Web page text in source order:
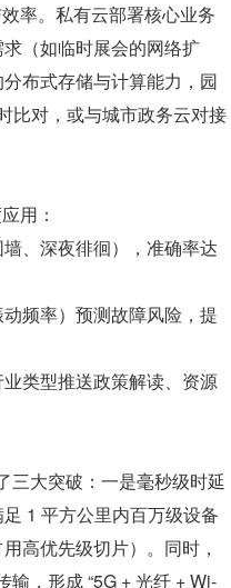
率。私有云部署核心业务
（如临时展会的网络扩
布式存储与计算能力，园
比对，或与城市政务云对接
用：
、深夜徘徊），准确率达
频率）预测故障风险，提
类型推送政策解读、资源
三大突破：一是毫秒级时延
1 平方公里内百万级设备
高优先级切片）。同时，
，形成 “5G + 光纤 + Wi-